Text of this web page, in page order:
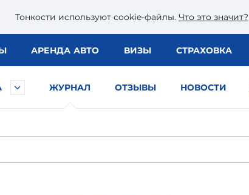
Тонкости используют сookie-файлы. Что это значит?
АРЕНДА АВТО ВИЗЫ СТРАХОВКА
ЖУРНАЛ ОТЗЫВЫ НОВОСТИ